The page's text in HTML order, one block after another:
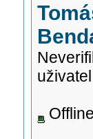
Offline